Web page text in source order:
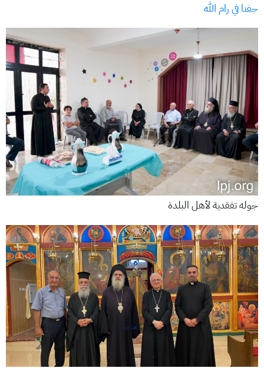
جفنا في رام الله
جوله تفقدية لأهل البلدة